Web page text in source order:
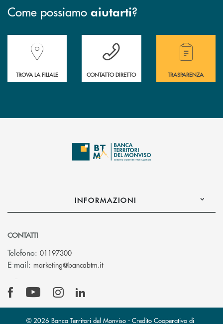
Come possiamo aiutarti?
Accedi all' elenco completo delle filiali della Banca.
TROVA LA FILIALE
Hai bisogno di assistenza immediata?
CONTATTO DIRETTO
Hai bisogno di
TRASPARENZA
INFORMAZIONI
CONTATTI
Telefono: 01197300
E-mail: marketing@bancabtm.it(si apre l’app di posta elettronica)
© 2026 Banca Territori del Monviso - Credito Cooperativo di